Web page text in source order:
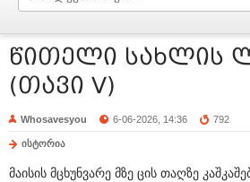
წითელი სახლის
(თავი V)
Whosavesyou 6-06-2026, 14:36 792
ისტორია
მაისის მცხუნვარე მზე ცის თაღზე